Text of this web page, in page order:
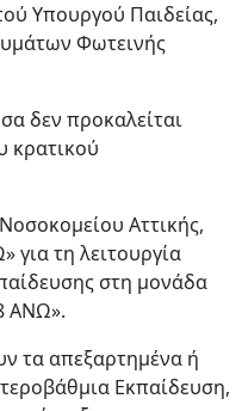
Υπουργού Παιδείας,
Φωτεινής
δεν προκαλείται
κρατικού
Αττικής,
τη λειτουργία
στη μονάδα
ΑΝΩ».
τα απεξαρτημένα ή
Εκπαίδευση,